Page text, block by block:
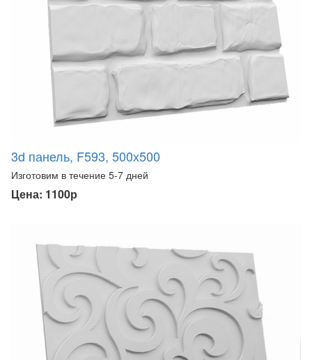
3d панель, F593, 500х500
Изготовим в течение 5-7 дней
Цена: 1100р